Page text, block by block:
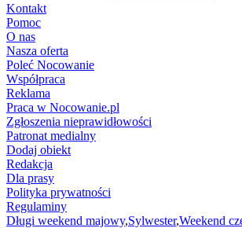
Kontakt
Pomoc
O nas
Nasza oferta
Poleć Nocowanie
Współpraca
Reklama
Praca w Nocowanie.pl
Zgłoszenia nieprawidłowości
Patronat medialny
Dodaj obiekt
Redakcja
Dla prasy
Polityka prywatności
Regulaminy
Długi weekend majowy,Sylwester,Weekend